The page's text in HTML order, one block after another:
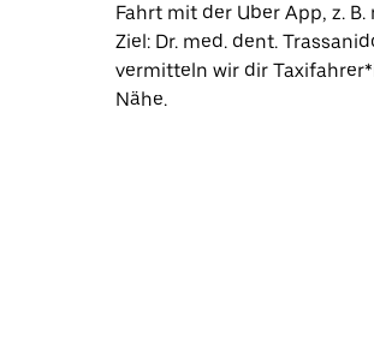
Fahrt mit der Uber App, z.
Ziel: Dr. med. dent.
vermitteln wir dir
Nähe.